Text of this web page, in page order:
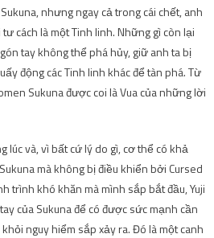
nhưng ngay cả trong cái chết, anh
cách là một Tinh linh. Những gì còn lại
tay không thể phá hủy, giữ anh ta bị
động các Tinh linh khác để tàn phá. Từ
Sukuna được coi là Vua của những lời
lúc và, vì bất cứ lý do gì, cơ thể có khả
mà không bị điều khiển bởi Cursed
trình khó khăn mà mình sắp bắt đầu, Yuji
của Sukuna để có được sức mạnh cần
nguy hiểm sắp xảy ra. Đó là một canh